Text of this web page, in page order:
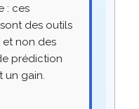
: ces
des outils
et non des
prédiction
un gain.